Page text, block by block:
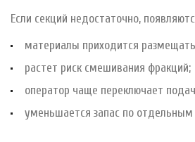
Если секций недостаточно,
материалы приходится
растет риск смешивания фракций;
оператор чаще переключает
уменьшается запас по отдельным